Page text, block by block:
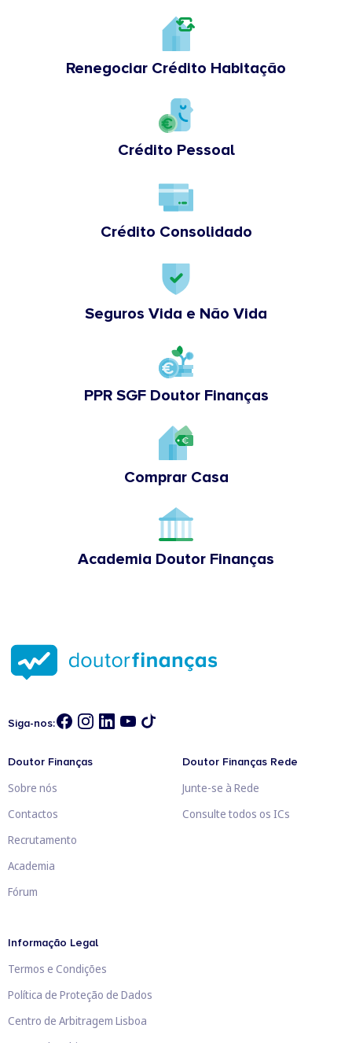
Renegociar Crédito Habitação
Crédito Pessoal
Crédito Consolidado
Seguros Vida e Não Vida
PPR SGF Doutor Finanças
Comprar Casa
Academia Doutor Finanças
Siga-nos:
Doutor Finanças
Sobre nós
Contactos
Recrutamento
Academia
Fórum
Doutor Finanças Rede
Junte-se à Rede
Consulte todos os ICs
Informação Legal
Termos e Condições
Política de Proteção de Dados
Centro de Arbitragem Lisboa